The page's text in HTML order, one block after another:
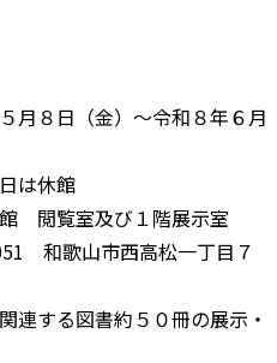
日（金）～令和８年６月
館
室及び１階展示室
市西高松一丁目７
図書約５０冊の展示・